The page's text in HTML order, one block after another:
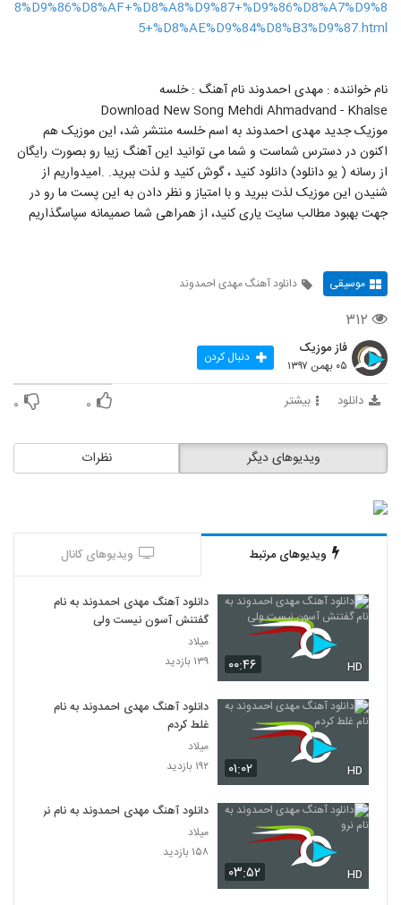
8%D9%86%D8%AF+%D8%A8%D9%87+%D9%86%D8%A7%D9%8
5+%D8%AE%D9%84%D8%B3%D9%87.html
نام خواننده : مهدی احمدوند نام آهنگ : خلسه
Download New Song Mehdi Ahmadvand - Khalse
موزیک جدید مهدی احمدوند به اسم خلسه منتشر شد، این موزیک هم
اکنون در دسترس شماست و شما می توانید این آهنگ زیبا رو بصورت رایگان
از رسانه ( یو دانلود) دانلود کنید ، گوش کنید و لذت ببرید. .امیدواریم از
شنیدن این موزیک لذت ببرید و با امتیاز و نظر دادن به این پست ما رو در
جهت بهبود مطالب سایت یاری کنید، از همراهی شما صمیمانه سپاسگذاریم
موسیقی دانلود آهنگ مهدی احمدوند
۳۱۲
فاز موزیک
۰۵ بهمن ۱۳۹۷ دنبال کردن
دانلود بیشتر ۰ ۰
نظرات ویدیوهای دیگر
ویدیوهای مرتبط ویدیوهای کانال
۰۰:۴۶ HD
دانلود آهنگ مهدی احمدوند به نام
گفتنش آسون نیست ولی
میلاد
۱۳۹ بازدید
۰۱:۰۲ HD
دانلود آهنگ مهدی احمدوند به نام
غلط کردم
میلاد
۱۹۲ بازدید
۰۳:۵۲ HD
دانلود آهنگ مهدی احمدوند به نام نرو
میلاد
۱۵۸ بازدید